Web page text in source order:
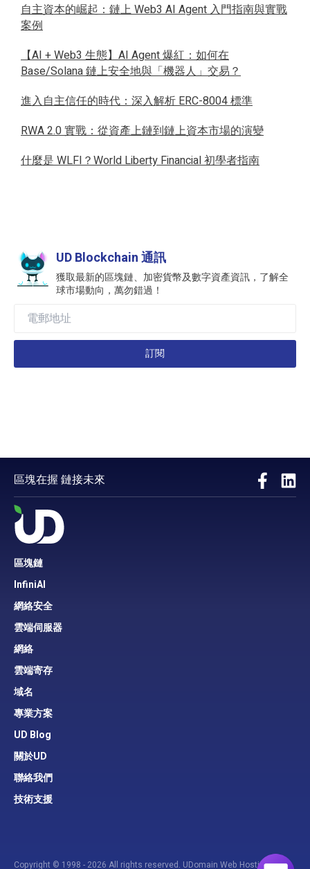
自主資本的崛起：鏈上 Web3 AI Agent 入門指南與實戰
案例
【AI + Web3 生態】AI Agent 爆紅：如何在
Base/Solana 鏈上安全地與「機器人」交易？
進入自主信任的時代：深入解析 ERC-8004 標準
RWA 2.0 實戰：從資產上鏈到鏈上資本市場的演變
什麼是 WLFI？World Liberty Financial 初學者指南
UD Blockchain 通訊
獲取最新的區塊鏈、加密貨幣及數字資產資訊，了解全
球市場動向，萬勿錯過！
訂閱
區塊在握 鏈接未來
區塊鏈
InfiniAI
網絡安全
雲端伺服器
網絡
雲端寄存
域名
專業方案
UD Blog
關於UD
聯絡我們
技術支援
Copyright © 1998 - 2026 All rights reserved. UDomain Web Hosting